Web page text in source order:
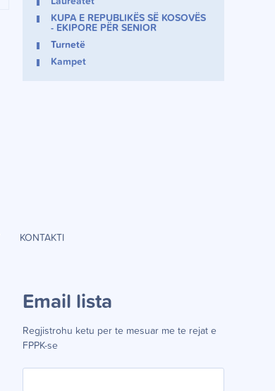
KUPA E REPUBLIKËS SË KOSOVËS
- EKIPORE PËR SENIOR
Turnetë
Kampet
KONTAKTI
Email lista
Regjistrohu ketu per te mesuar me te rejat e
FPPK-se